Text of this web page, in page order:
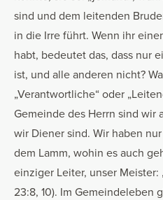
sind und dem leitenden
in die Irre führt. Wenn ihr
habt, bedeutet das, dass nur
ist, und alle anderen nicht?
„Verantwortliche“ oder
Gemeinde des Herrn sind wir
wir Diener sind. Wir haben
dem Lamm, wohin es auch
einziger Leiter, unser Meister:
23:8, 10). Im Gemeindeleben